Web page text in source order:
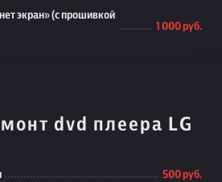
экран» (с прошивкой
1 000 руб.
dvd плеера LG
500 руб.